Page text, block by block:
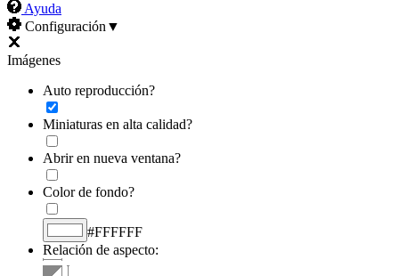
Ayuda
Configuración ▼
Imágenes
Auto reproducción?
Miniaturas en alta calidad?
Abrir en nueva ventana?
Color de fondo?
#FFFFFF
Relación de aspecto: